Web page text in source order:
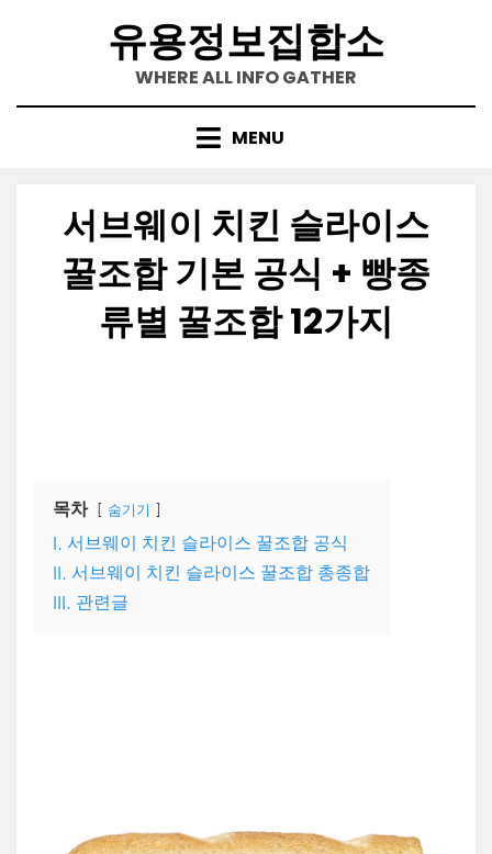
유용정보집합소
WHERE ALL INFO GATHER
MENU
서브웨이 치킨 슬라이스
꿀조합 기본 공식 + 빵종
류별 꿀조합 12가지
목차 숨기기
I. 서브웨이 치킨 슬라이스 꿀조합 공식
II. 서브웨이 치킨 슬라이스 꿀조합 총종합
III. 관련글